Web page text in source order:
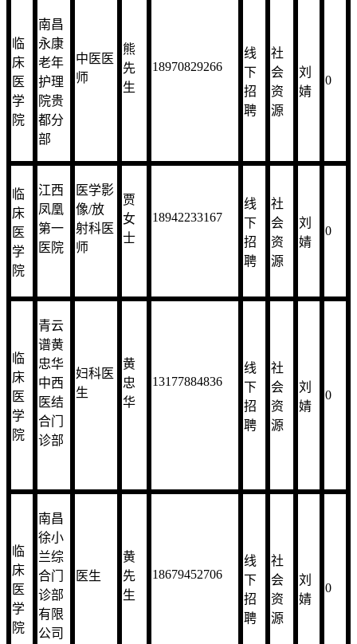
临
床
医
学
院
南昌
永康
老年
护理
院贵
都分
部
中医医
师
熊
先
生
18970829266
线
下
招
聘
社
会
资
源
刘
婧
0
临
床
医
学
院
江西
凤凰
第一
医院
医学影
像/放
射科医
师
贾
女
士
18942233167
线
下
招
聘
社
会
资
源
刘
婧
0
临
床
医
学
院
青云
谱黄
忠华
中西
医结
合门
诊部
妇科医
生
黄
忠
华
13177884836
线
下
招
聘
社
会
资
源
刘
婧
0
临
床
医
学
院
南昌
徐小
兰综
合门
诊部
有限
公司
医生
黄
先
生
18679452706
线
下
招
聘
社
会
资
源
刘
婧
0